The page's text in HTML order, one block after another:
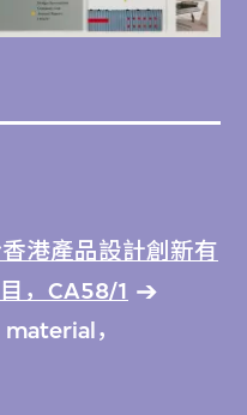
港產品設計創新有
，CA58/1
，